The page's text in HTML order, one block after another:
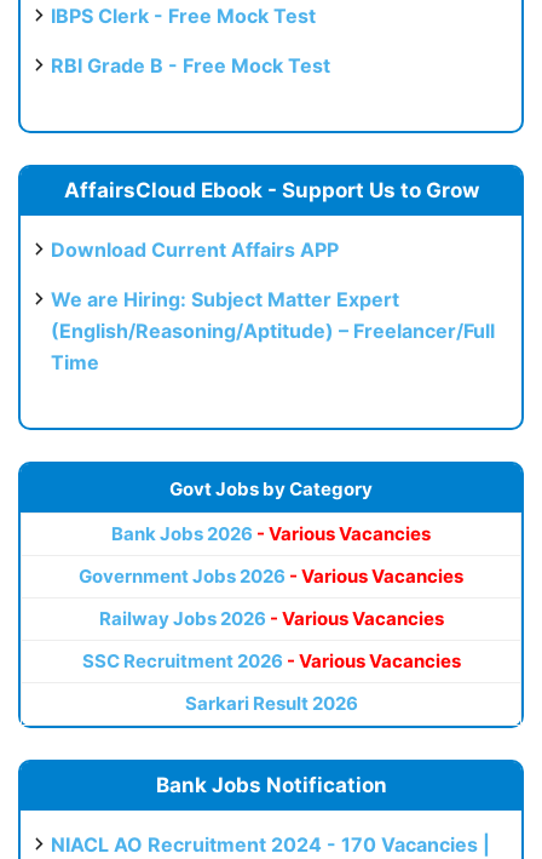
IBPS Clerk - Free Mock Test
RBI Grade B - Free Mock Test
AffairsCloud Ebook - Support Us to Grow
Download Current Affairs APP
We are Hiring: Subject Matter Expert
(English/Reasoning/Aptitude) – Freelancer/Full
Time
Govt Jobs by Category
Bank Jobs 2026 - Various Vacancies
Government Jobs 2026 - Various Vacancies
Railway Jobs 2026 - Various Vacancies
SSC Recruitment 2026 - Various Vacancies
Sarkari Result 2026
Bank Jobs Notification
NIACL AO Recruitment 2024 - 170 Vacancies |